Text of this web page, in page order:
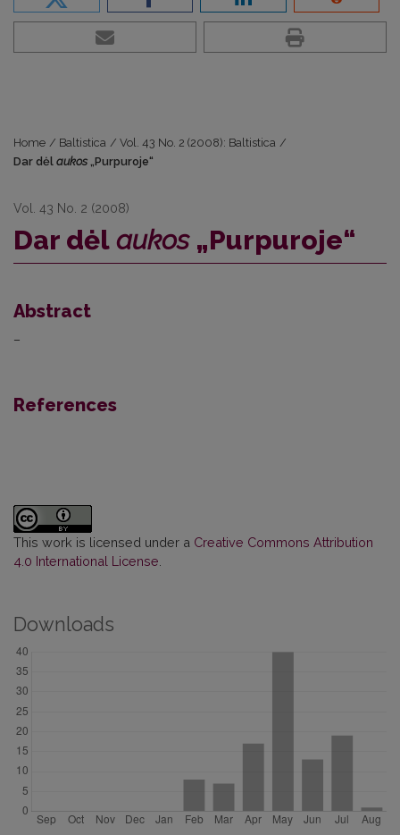
Home / Baltistica / Vol. 43 No. 2 (2008): Baltistica /
Dar dėl aukos „Purpuroje“
Vol. 43 No. 2 (2008)
Dar dėl aukos„Purpuroje“
Abstract
–
References
This work is licensed under a Creative Commons Attribution
4.0 International License
Downloads